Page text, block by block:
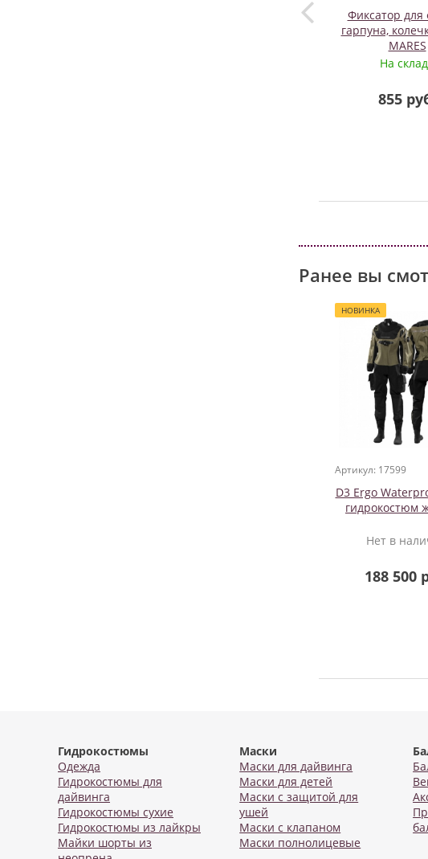
Фиксатор для
гарпуна,
MARES
На
855
Ранее вы
НОВИНКА
Артикул: 17599
D3 Ergo
гидрокостюм
Нет в
188 500
Гидрокостюмы
Одежда
Гидрокостюмы для
дайвинга
Гидрокостюмы сухие
Гидрокостюмы из лайкры
Майки шорты из
Маски
Маски для дайвинга
Маски для детей
Маски с защитой для
ушей
Маски с клапаном
Маски полнолицевые